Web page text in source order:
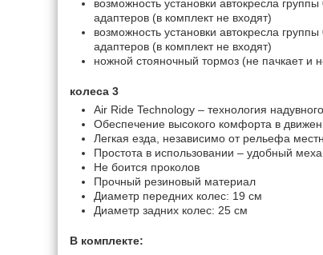
возможность установки автокресла
адаптеров (в комплект не входят)
возможность установки автокресла
адаптеров (в комплект не входят)
ножной стояночный тормоз (не пачкает и
колеса 3
Air Ride Technology – технология
Обеспечение высокого комфорта в
Легкая езда, независимо от рельефа
Простота в использовании – удобный
Не боится проколов
Прочный резиновый материал
Диаметр передних колес: 19 см
Диаметр задних колес: 25 см
В комплекте: